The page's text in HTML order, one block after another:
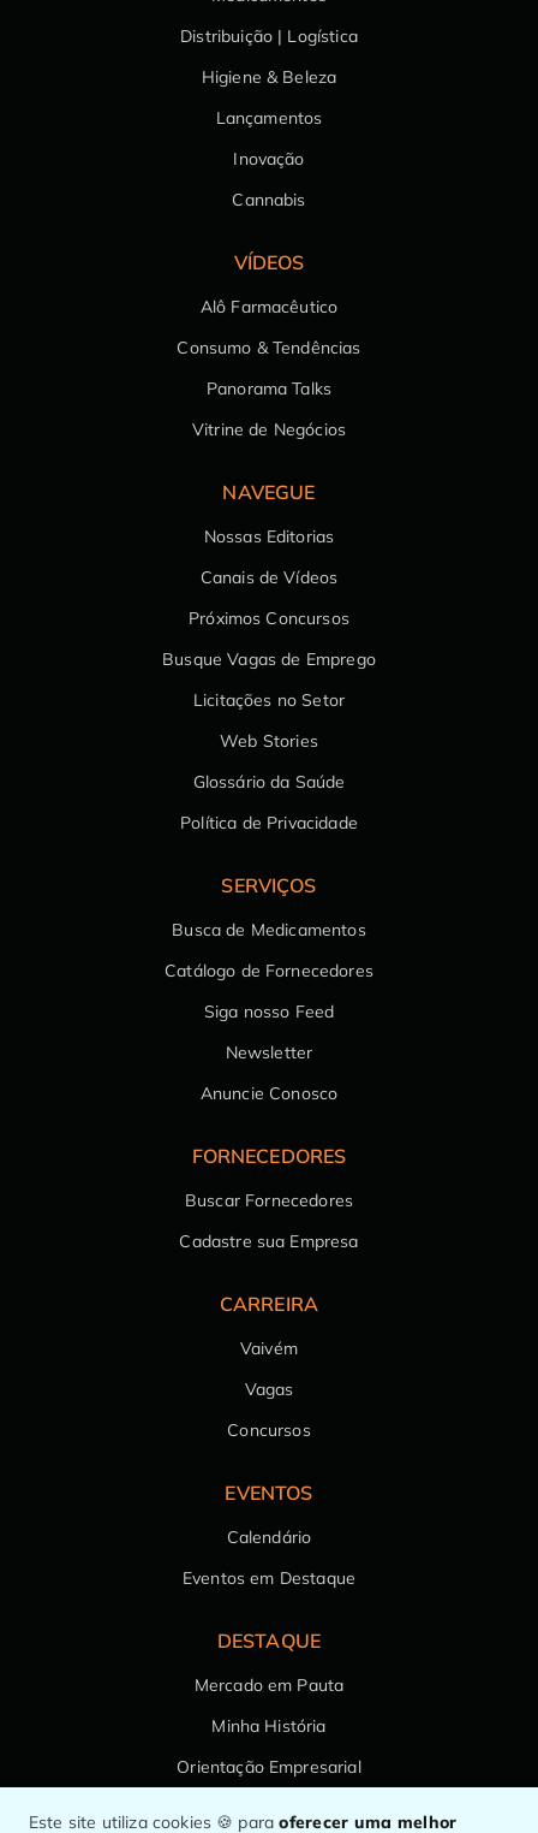
Distribuição | Logística
Higiene & Beleza
Lançamentos
Inovação
Cannabis
VÍDEOS
Alô Farmacêutico
Consumo & Tendências
Panorama Talks
Vitrine de Negócios
NAVEGUE
Nossas Editorias
Canais de Vídeos
Próximos Concursos
Busque Vagas de Emprego
Licitações no Setor
Web Stories
Glossário da Saúde
Política de Privacidade
SERVIÇOS
Busca de Medicamentos
Catálogo de Fornecedores
Siga nosso Feed
Newsletter
Anuncie Conosco
FORNECEDORES
Buscar Fornecedores
Cadastre sua Empresa
CARREIRA
Vaivém
Vagas
Concursos
EVENTOS
Calendário
Eventos em Destaque
DESTAQUE
Mercado em Pauta
Minha História
Orientação Empresarial
Este site utiliza cookies 🍪 paraoferecer uma melhor